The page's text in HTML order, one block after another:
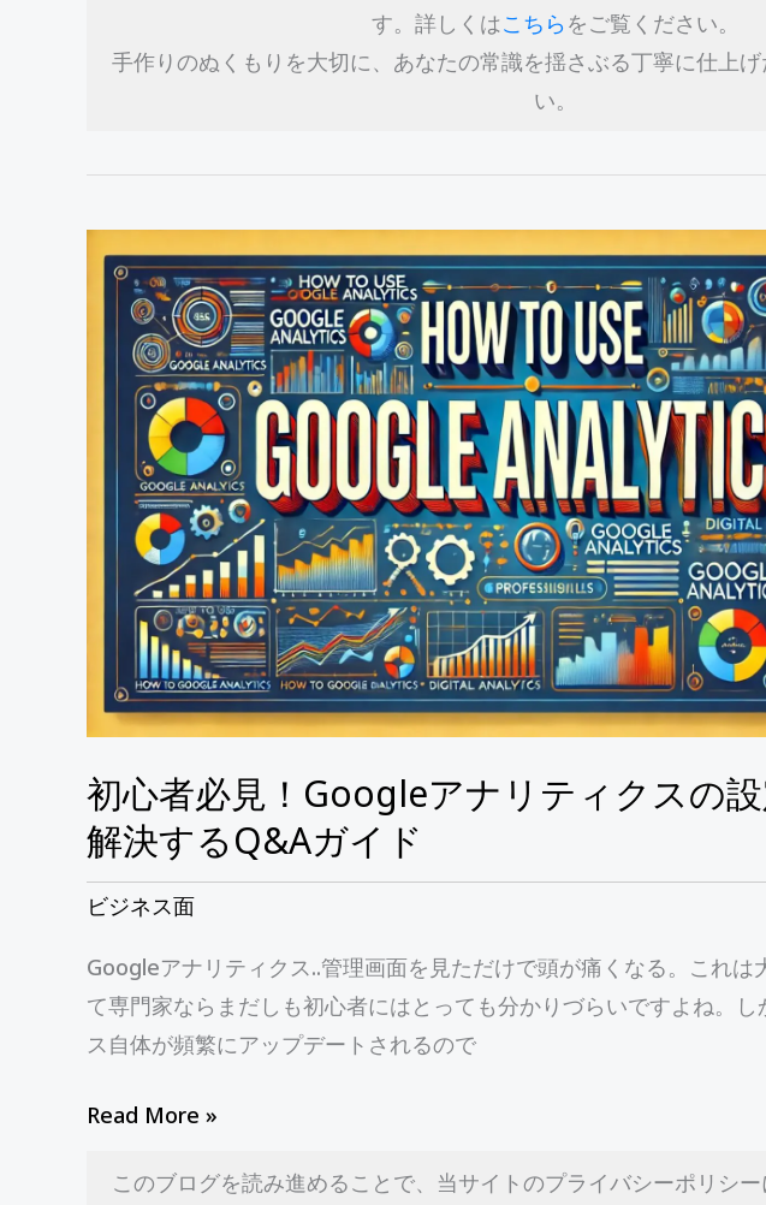
す。詳しくはこちら をご覧ください。
手作りのぬくもりを大切に、あなたの常識を揺さぶる丁寧に仕上
い。
初心者必見！Googleアナリティクスの
解決するQ&Aガイド
ビジネス面
Googleアナリティクス..管理画面を見ただけで頭が痛くなる。これは
て専門家ならまだしも初心者にはとっても分かりづらいですよね。
ス自体が頻繁にアップデートされるので
初
Google
ス
設
定
方
法
疑
問
を
決
Read More »
このブログを読み進めることで、当サイトのプライバシーポリシ